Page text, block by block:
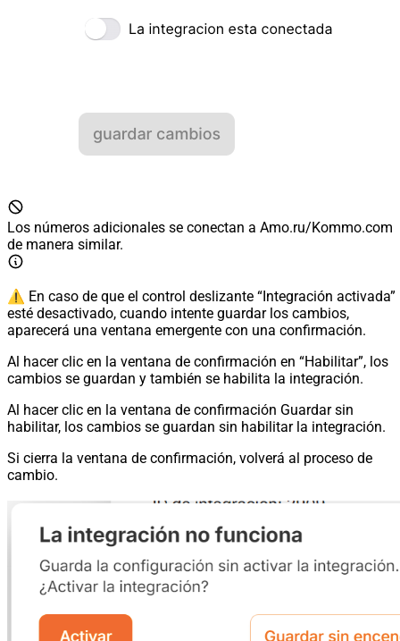
Los números adicionales se conectan a Amo.ru/Kommo.com
de manera similar.
⚠️ En caso de que el control deslizante “Integración activada”
esté desactivado, cuando intente guardar los cambios,
aparecerá una ventana emergente con una confirmación.
Al hacer clic en la ventana de confirmación en “Habilitar”, los
cambios se guardan y también se habilita la integración.
Al hacer clic en la ventana de confirmación Guardar sin
habilitar, los cambios se guardan sin habilitar la integración.
Si cierra la ventana de confirmación, volverá al proceso de
cambio.